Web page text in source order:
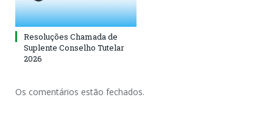
Resoluções Chamada de
Suplente Conselho Tutelar
2026
Os comentários estão fechados.